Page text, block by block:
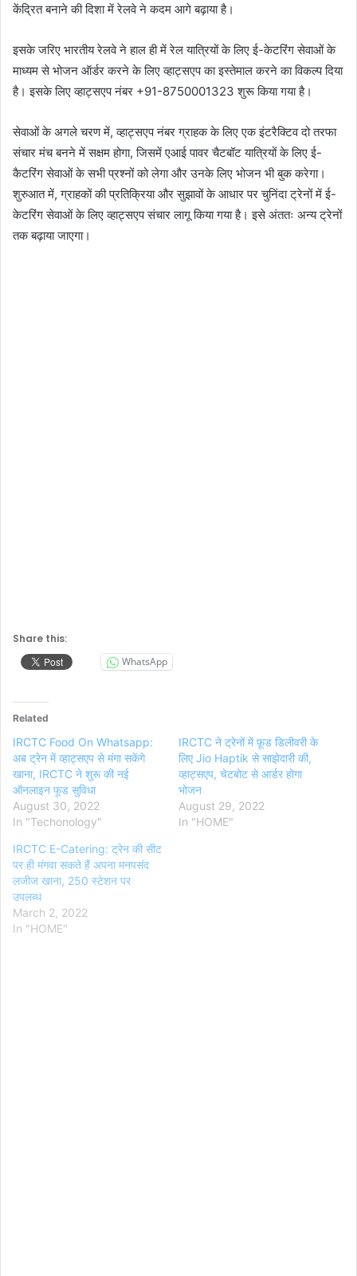
केंद्रित बनाने की दिशा में रेलवे ने कदम आगे बढ़ाया है।
इसके जरिए भारतीय रेलवे ने हाल ही में रेल यात्रियों के लिए ई-केटरिंग सेवाओं के
माध्यम से भोजन ऑर्डर करने के लिए व्हाट्सएप का इस्तेमाल करने का विकल्प दिया
है। इसके लिए व्हाट्सएप नंबर +91-8750001323 शुरू किया गया है।
सेवाओं के अगले चरण में, व्हाट्सएप नंबर ग्राहक के लिए एक इंटरैक्टिव दो तरफा
संचार मंच बनने में सक्षम होगा, जिसमें एआई पावर चैटबॉट यात्रियों के लिए ई-
कैटरिंग सेवाओं के सभी प्रश्नों को लेगा और उनके लिए भोजन भी बुक करेगा।
शुरुआत में, ग्राहकों की प्रतिक्रिया और सुझावों के आधार पर चुनिंदा ट्रेनों में ई-
केटरिंग सेवाओं के लिए व्हाट्सएप संचार लागू किया गया है। इसे अंततः अन्य ट्रेनों
तक बढ़ाया जाएगा।
Share this:
WhatsApp
Related
IRCTC Food On Whatsapp:
अब ट्रेन में व्हाट्सएप से मंगा सकेंगे
खाना, IRCTC ने शुरू की नई
ऑनलाइन फूड सुविधा
August 30, 2022
In "Techonology"
IRCTC ने ट्रेनों में फ़ूड डिलीवरी के
लिए Jio Haptik से साझेदारी की,
व्हाट्सएप, चेटबोट से आर्डर होगा
भोजन
August 29, 2022
In "HOME"
IRCTC E-Catering: ट्रेन की सीट
पर ही मंगवा सकते हैं अपना मनपसंद
लजीज खाना, 250 स्टेशन पर
उपलब्ध
March 2, 2022
In "HOME"